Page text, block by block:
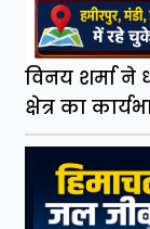
विनय शर्मा ने
क्षेत्र का